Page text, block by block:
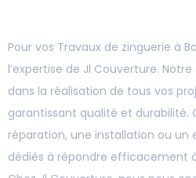
Pour vos Travaux de zinguerie à
l’expertise de Jl Couverture.
dans la réalisation de tous vos
garantissant qualité et durabilité.
réparation, une installation ou un
dédiés à répondre efficacement